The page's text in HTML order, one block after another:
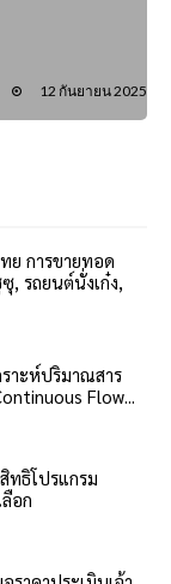
12 กันยายน 2025
ย การขายทอด
, รถยนต์นั่งเก๋ง,
าะห์ปริมาณสาร
Flow...
ทธิโปรแกรม
อก